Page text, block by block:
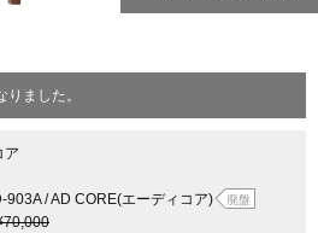
ました。
ア
903A / AD CORE(エーディコア)
廃盤